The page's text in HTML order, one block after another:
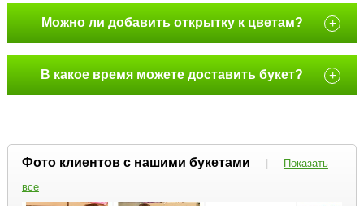
Можно ли добавить открытку к цветам? +
В какое время можете доставить букет? +
Фото клиентов с нашими букетами |
Показать
все